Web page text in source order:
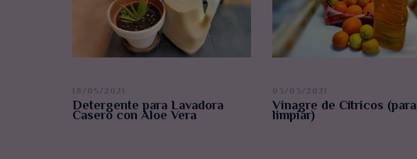
18/05/2021
Detergente para Lavadora
Casero con Aloe Vera
03/03/2021
Vinagre de Cítricos (para
limpiar)